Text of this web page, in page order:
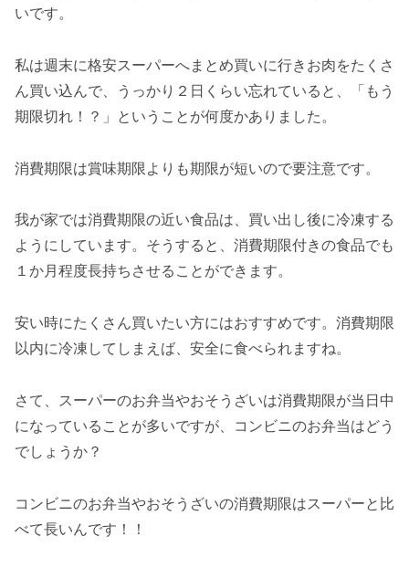
いです。
私は週末に格安スーパーへまとめ買いに行きお肉をたくさ
ん買い込んで、うっかり２日くらい忘れていると、「もう
期限切れ！？」ということが何度かありました。
消費期限は賞味期限よりも期限が短いので要注意です。
我が家では消費期限の近い食品は、買い出し後に冷凍する
ようにしています。そうすると、消費期限付きの食品でも
１か月程度長持ちさせることができます。
安い時にたくさん買いたい方にはおすすめです。消費期限
以内に冷凍してしまえば、安全に食べられますね。
さて、スーパーのお弁当やおそうざいは消費期限が当日中
になっていることが多いですが、コンビニのお弁当はどう
でしょうか？
コンビニのお弁当やおそうざいの消費期限はスーパーと比
べて長いんです！！